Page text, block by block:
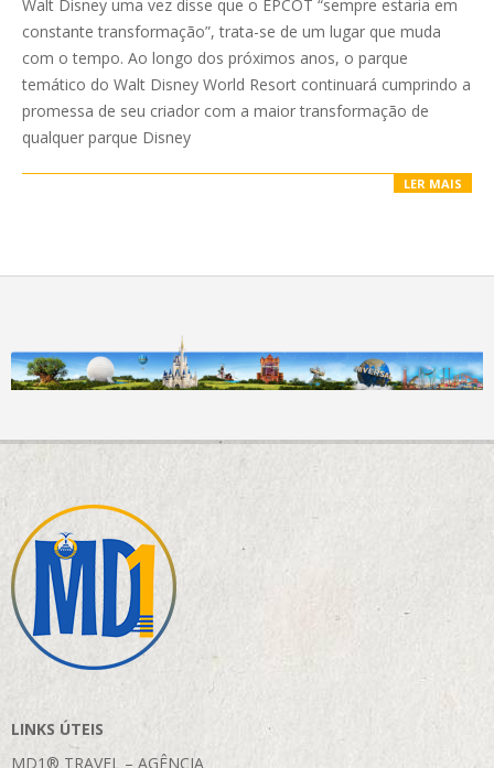
11
Walt Disney uma vez disse que o EPCOT “sempre estaria em
constante transformação”, trata-se de um lugar que muda
com o tempo. Ao longo dos próximos anos, o parque
temático do Walt Disney World Resort continuará cumprindo a
promessa de seu criador com a maior transformação de
qualquer parque Disney
LER MAIS
LINKS ÚTEIS
MD1® TRAVEL – AGÊNCIA